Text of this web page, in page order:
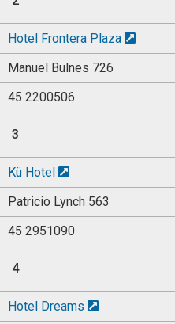
Hotel Frontera Plaza
Manuel Bulnes 726
45 2200506
3
Kü Hotel
Patricio Lynch 563
45 2951090
4
Hotel Dreams